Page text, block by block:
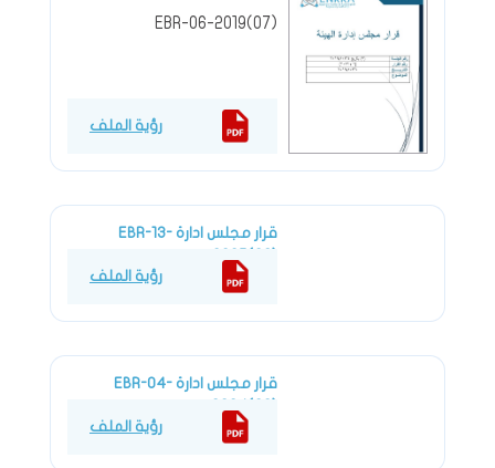
EBR-06-2019(07)
رؤية الملف
قرار مجلس ادارة EBR-13-
EBR-13-2025(06)
رؤية الملف
قرار مجلس ادارة EBR-04-
EBR-04-2024(02)
رؤية الملف